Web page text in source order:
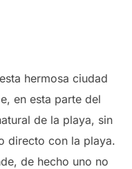
hermosa ciudad
en esta parte del
de la playa, sin
directo con la playa.
de hecho uno no